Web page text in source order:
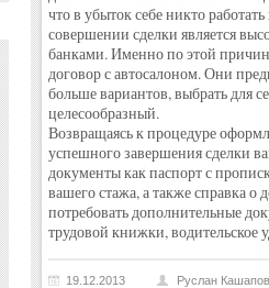
что в убыток себе никто
совершении сделки является
банками. Именно по этой
договор с автосалоном. Они
больше вариантов, выбрать для
целесообразный.
Возвращаясь к процедуре
успешного завершения сделки
документы как паспорт с
вашего стажа, а также справка о
потребовать дополнительные
трудовой книжки, водительское
19.12.2013 Руслан Кашапов